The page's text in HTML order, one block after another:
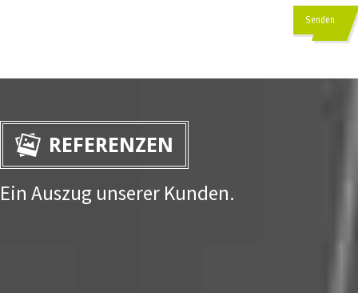
Senden
REFERENZEN
Ein Auszug unserer Kunden.